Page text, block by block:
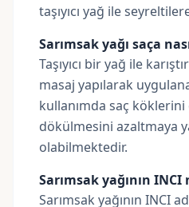
taşıyıcı yağ ile
Sarımsak yağı saça
Taşıyıcı bir yağ ile
masaj yapılarak
kullanımda saç
dökülmesini azaltmaya
olabilmektedir.
Sarımsak yağının INCI
Sarımsak yağının INCI